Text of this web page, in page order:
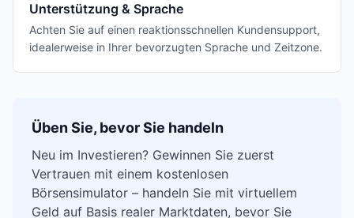
Unterstützung & Sprache
Achten Sie auf einen reaktionsschnellen Kundensupport,
idealerweise in Ihrer bevorzugten Sprache und Zeitzone.
Üben Sie, bevor Sie handeln
Neu im Investieren? Gewinnen Sie zuerst
Vertrauen mit einem kostenlosen
Börsensimulator – handeln Sie mit virtuellem
Geld auf Basis realer Marktdaten, bevor Sie